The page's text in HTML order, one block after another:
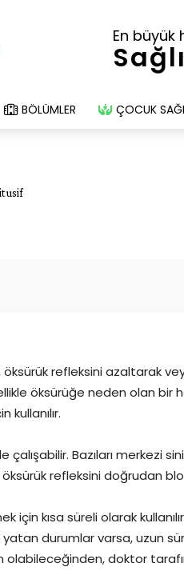
En büyük
BÖLÜMLER ÇOCUK
öksürük refleksini azaltarak
öksürüğe neden olan bir
Bazıları merkezi
refleksini doğrudan
kısa süreli olarak
durumlar varsa, uzun
olabileceğinden, doktor